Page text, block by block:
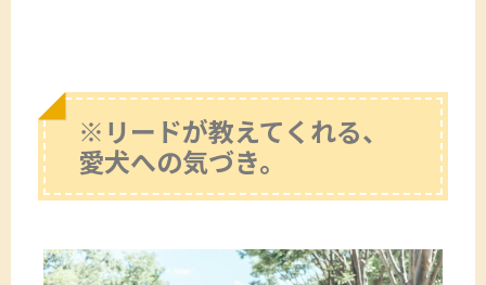
※リードが教えてくれる、
愛犬への気づき。